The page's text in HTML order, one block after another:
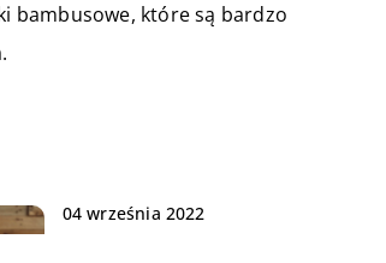
bambusowe, które są bardzo
04 września 2022